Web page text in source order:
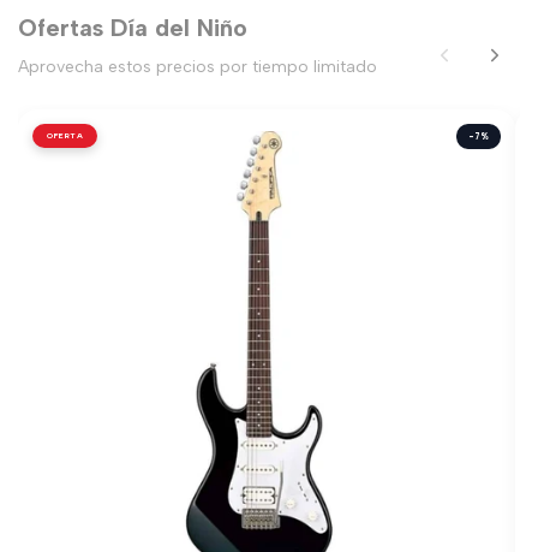
Ofertas Día del Niño
Aprovecha estos precios por tiempo limitado
OFERTA -7%